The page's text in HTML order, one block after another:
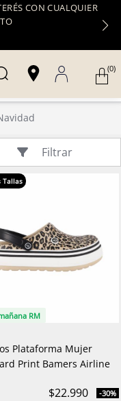
CON CUALQUIER
(0)
Filtrar
Tallas
RM
Plataforma Mujer
Print Bamers Airline
$22.990 -30%